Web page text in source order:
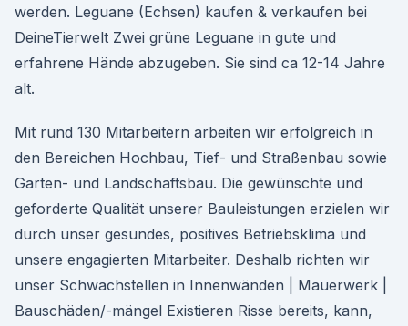
werden. Leguane (Echsen) kaufen & verkaufen bei
DeineTierwelt Zwei grüne Leguane in gute und
erfahrene Hände abzugeben. Sie sind ca 12-14 Jahre
alt.
Mit rund 130 Mitarbeitern arbeiten wir erfolgreich in
den Bereichen Hochbau, Tief- und Straßenbau sowie
Garten- und Landschaftsbau. Die gewünschte und
geforderte Qualität unserer Bauleistungen erzielen wir
durch unser gesundes, positives Betriebsklima und
unsere engagierten Mitarbeiter. Deshalb richten wir
unser Schwachstellen in Innenwänden | Mauerwerk |
Bauschäden/-mängel Existieren Risse bereits, kann,